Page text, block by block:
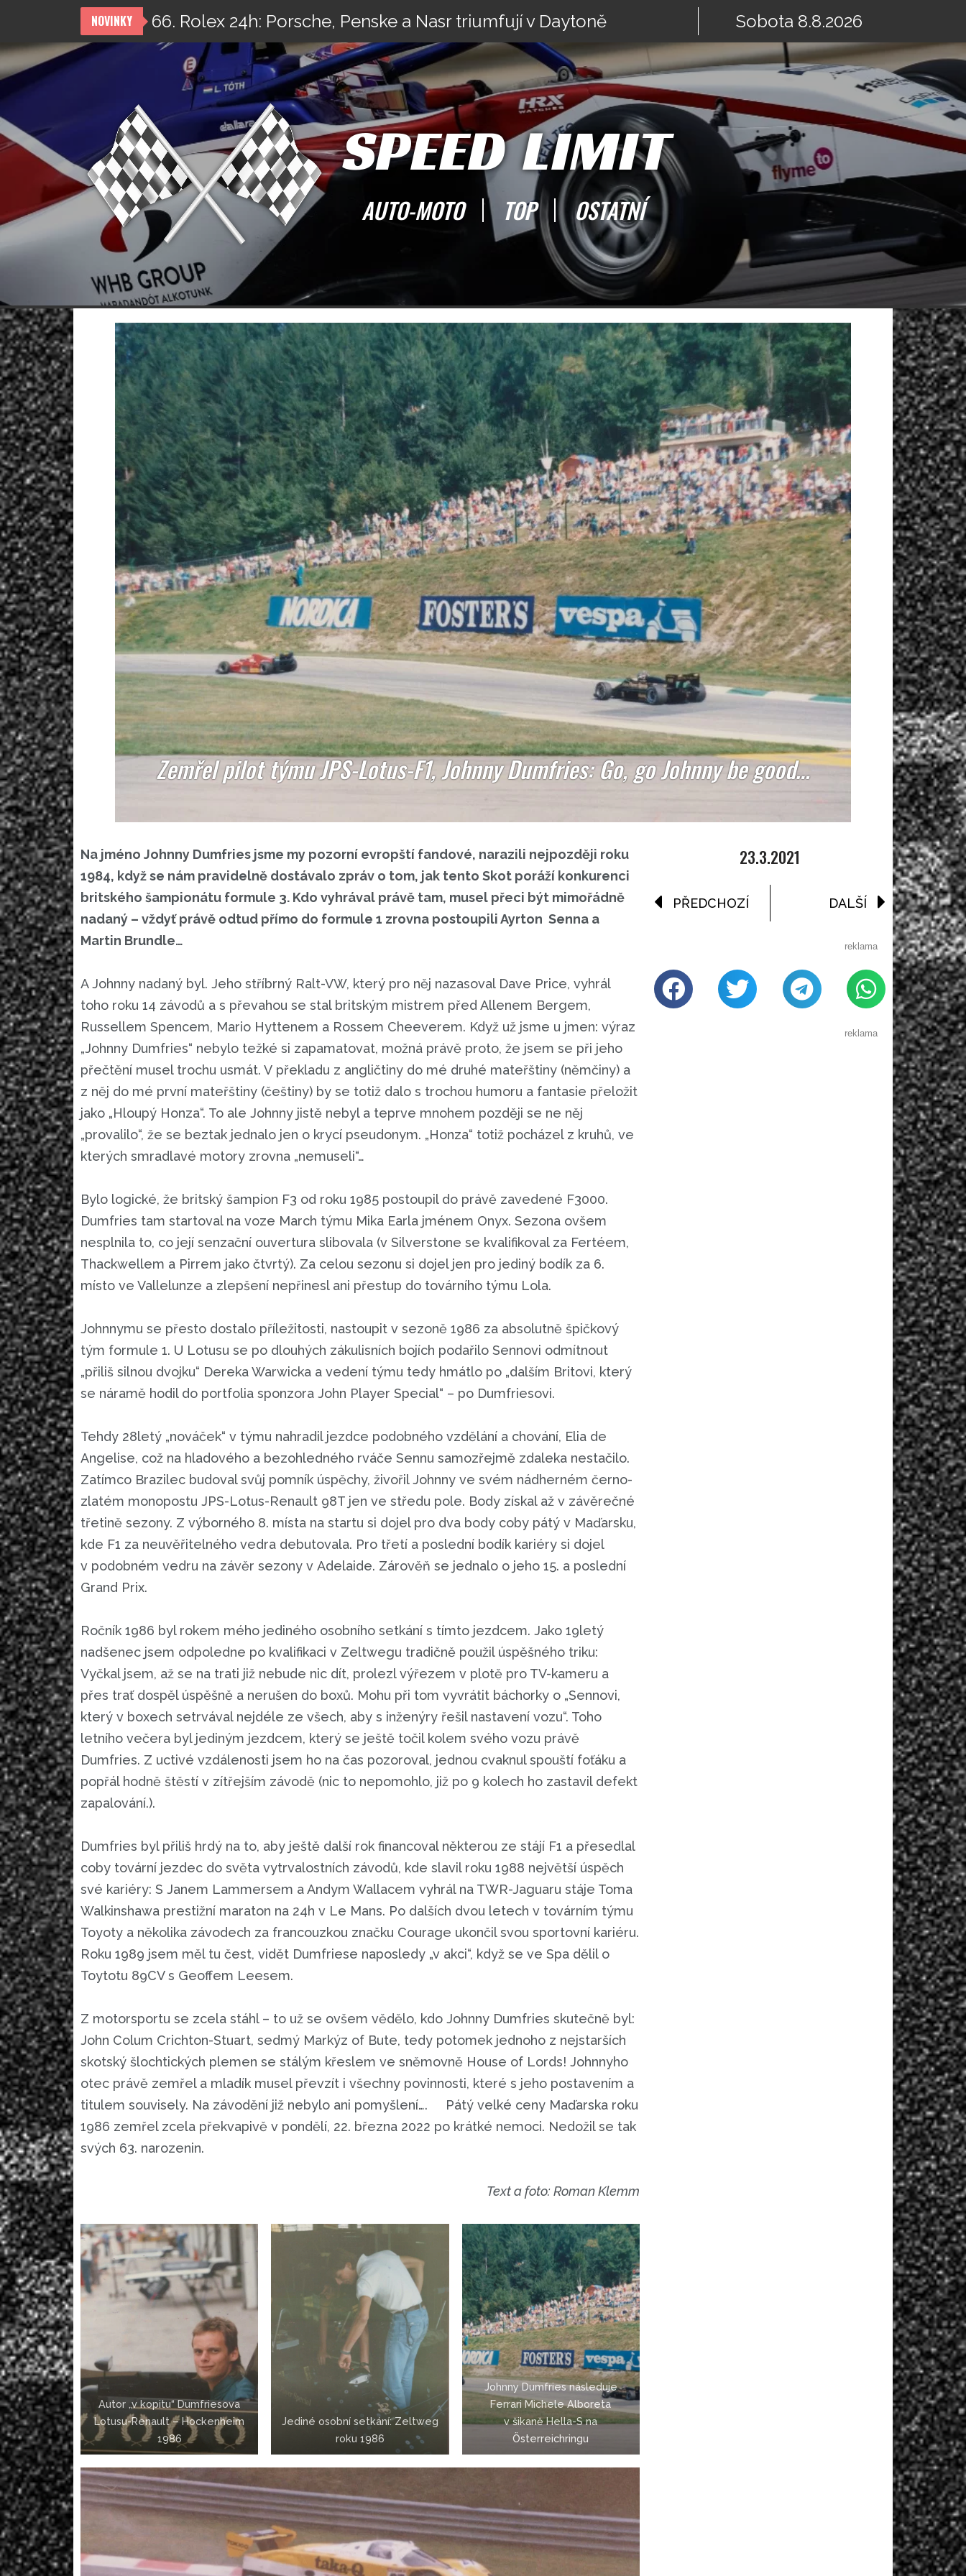
Přeskočit
obsah
NOVINKY 66. Rolex 24h: Porsche, Penske a Nasr triumfují v Daytoně Sobota 8.8.2026
SPEED LIMIT
AUTO-MOTO TOP OSTATNÍ
Zemřel pilot týmu JPS-Lotus-F1, Johnny Dumfries: Go, go Johnny be good…
Na jméno Johnny Dumfries jsme my pozorní evropští fandové, narazili nejpozději roku
1984, když se nám pravidelně dostávalo zpráv o tom, jak tento Skot poráží konkurenci
britského šampionátu formule 3. Kdo vyhrával právě tam, musel přeci být mimořádně
nadaný – vždyť právě odtud přímo do formule 1 zrovna postoupili Ayrton Senna a
Martin Brundle…
A Johnny nadaný byl. Jeho stříbrný Ralt-VW, který pro něj nazasoval Dave Price, vyhrál
toho roku 14 závodů a s převahou se stal britským mistrem před Allenem Bergem,
Russellem Spencem, Mario Hyttenem a Rossem Cheeverem. Když už jsme u jmen: výraz
„Johnny Dumfries“ nebylo težké si zapamatovat, možná právě proto, že jsem se při jeho
přečtění musel trochu usmát. V překladu z angličtiny do mé druhé mateřštiny (němčiny) a
z něj do mé první mateřštiny (češtiny) by se totiž dalo s trochou humoru a fantasie přeložit
jako „Hloupý Honza“. To ale Johnny jistě nebyl a teprve mnohem později se ne něj
„provalilo“, že se beztak jednalo jen o krycí pseudonym. „Honza“ totiž pocházel z kruhů, ve
kterých smradlavé motory zrovna „nemuseli“…
Bylo logické, že britský šampion F3 od roku 1985 postoupil do právě zavedené F3000.
Dumfries tam startoval na voze March týmu Mika Earla jménem Onyx. Sezona ovšem
nesplnila to, co její senzační ouvertura slibovala (v Silverstone se kvalifikoval za Fertéem,
Thackwellem a Pirrem jako čtvrtý). Za celou sezonu si dojel jen pro jediný bodík za 6.
místo ve Vallelunze a zlepšení nepřinesl ani přestup do továrního týmu Lola.
Johnnymu se přesto dostalo příležitosti, nastoupit v sezoně 1986 za absolutně špičkový
tým formule 1. U Lotusu se po dlouhých zákulisních bojích podařilo Sennovi odmítnout
„přiliš silnou dvojku“ Dereka Warwicka a vedení týmu tedy hmátlo po „dalším Britovi, který
se náramě hodil do portfolia sponzora John Player Special“ – po Dumfriesovi.
Tehdy 28letý „nováček“ v týmu nahradil jezdce podobného vzdělání a chování, Elia de
Angelise, což na hladového a bezohledného rváče Sennu samozřejmě zdaleka nestačilo.
Zatímco Brazilec budoval svůj pomník úspěchy, živořil Johnny ve svém nádherném černo-
zlatém monopostu JPS-Lotus-Renault 98T jen ve středu pole. Body získal až v závěrečné
třetině sezony. Z výborného 8. místa na startu si dojel pro dva body coby pátý v Maďarsku,
kde F1 za neuvěřitelného vedra debutovala. Pro třetí a poslední bodík kariéry si dojel
v podobném vedru na závěr sezony v Adelaide. Zárověň se jednalo o jeho 15. a poslední
Grand Prix.
Ročník 1986 byl rokem mého jediného osobního setkání s tímto jezdcem. Jako 19letý
nadšenec jsem odpoledne po kvalifikaci v Zeltwegu tradičně použil úspěšného triku:
Vyčkal jsem, až se na trati již nebude nic dít, prolezl výřezem v plotě pro TV-kameru a
přes trať dospěl úspěšně a nerušen do boxů. Mohu při tom vyvrátit báchorky o „Sennovi,
který v boxech setrvával nejdéle ze všech, aby s inženýry řešil nastavení vozu“. Toho
letního večera byl jediným jezdcem, který se ještě točil kolem svého vozu právě
Dumfries. Z uctivé vzdálenosti jsem ho na čas pozoroval, jednou cvaknul spouští foťáku a
popřál hodně štěstí v zítřejším závodě (nic to nepomohlo, již po 9 kolech ho zastavil defekt
zapalování.).
Dumfries byl přiliš hrdý na to, aby ještě další rok financoval některou ze stájí F1 a přesedlal
coby tovární jezdec do světa vytrvalostních závodů, kde slavil roku 1988 největší úspěch
své kariéry: S Janem Lammersem a Andym Wallacem vyhrál na TWR-Jaguaru stáje Toma
Walkinshawa prestižní maraton na 24h v Le Mans. Po dalších dvou letech v továrním týmu
Toyoty a několika závodech za francouzkou značku Courage ukončil svou sportovní kariéru.
Roku 1989 jsem měl tu čest, vidět Dumfriese naposledy „v akci“, když se ve Spa dělil o
Toytotu 89CV s Geoffem Leesem.
Z motorsportu se zcela stáhl – to už se ovšem vědělo, kdo Johnny Dumfries skutečně byl:
John Colum Crichton-Stuart, sedmý Markýz of Bute, tedy potomek jednoho z nejstarších
skotský šlochtických plemen se stálým křeslem ve sněmovně House of Lords! Johnnyho
otec právě zemřel a mladík musel převzít i všechny povinnosti, které s jeho postavením a
titulem souvisely. Na závodění již nebylo ani pomyšlení…. Pátý velké ceny Maďarska roku
1986 zemřel zcela překvapivě v pondělí, 22. března 2022 po krátké nemoci. Nedožil se tak
svých 63. narozenin.
Text a foto: Roman Klemm
Autor „v kopitu“ Dumfriesova
Lotusu-Renault – Hockenheim
1986
Jediné osobní setkání: Zeltweg
roku 1986
Johnny Dumfries následuje
Ferrari Michele Alboreta
v šikaně Hella-S na
Österreichringu
23.3.2021
PŘEDCHOZÍ DALŠÍ
reklama
reklama